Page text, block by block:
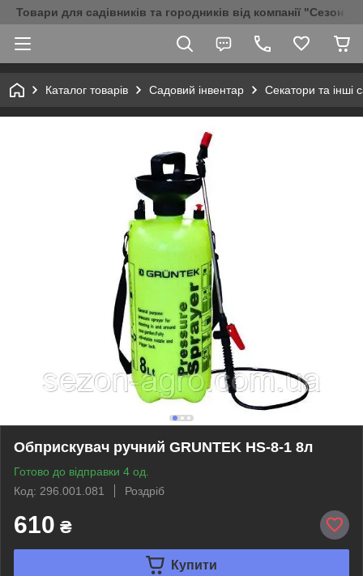
Товари для садівників та городників від компанії "Сезон
Каталог товарів Садовий інвентар Секатори та інші
Обприскувач ручний GRUNTEK HS-8-1 8л
Готово до відправки 4 од.
Код: 296.001.081
Роздріб
610 ₴
Купити